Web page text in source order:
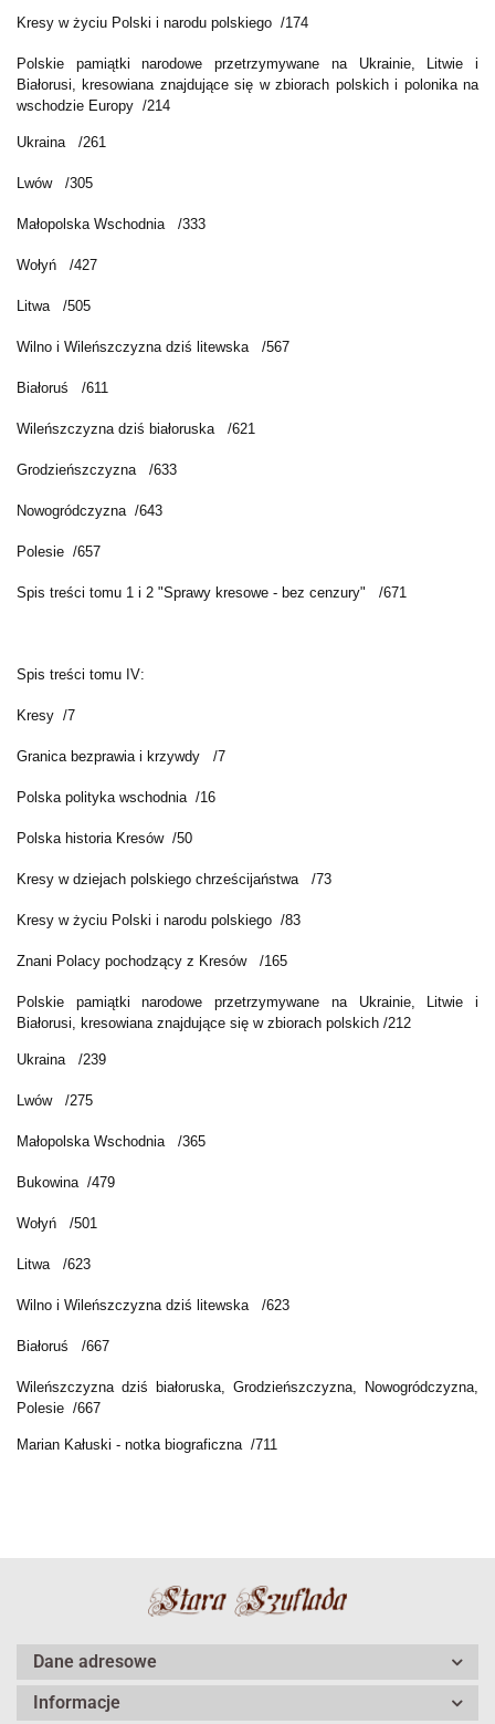
Kresy w życiu Polski i narodu polskiego /174
Polskie pamiątki narodowe przetrzymywane na Ukrainie, Litwie i
Białorusi, kresowiana znajdujące się w zbiorach polskich i polonika na
wschodzie Europy /214
Ukraina /261
Lwów /305
Małopolska Wschodnia /333
Wołyń /427
Litwa /505
Wilno i Wileńszczyzna dziś litewska /567
Białoruś /611
Wileńszczyzna dziś białoruska /621
Grodzieńszczyzna /633
Nowogródczyzna /643
Polesie /657
Spis treści tomu 1 i 2 "Sprawy kresowe - bez cenzury" /671
Spis treści tomu IV:
Kresy /7
Granica bezprawia i krzywdy /7
Polska polityka wschodnia /16
Polska historia Kresów /50
Kresy w dziejach polskiego chrześcijaństwa /73
Kresy w życiu Polski i narodu polskiego /83
Znani Polacy pochodzący z Kresów /165
Polskie pamiątki narodowe przetrzymywane na Ukrainie, Litwie i
Białorusi, kresowiana znajdujące się w zbiorach polskich /212
Ukraina /239
Lwów /275
Małopolska Wschodnia /365
Bukowina /479
Wołyń /501
Litwa /623
Wilno i Wileńszczyzna dziś litewska /623
Białoruś /667
Wileńszczyzna dziś białoruska, Grodzieńszczyzna, Nowogródczyzna,
Polesie /667
Marian Kałuski - notka biograficzna /711
Dane adresowe
Informacje